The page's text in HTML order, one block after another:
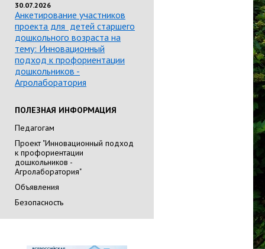
30.07.2026
Анкетирование участников
проекта для детей старшего
дошкольного возраста на
тему: Инновационный
подход к профориентации
дошкольников -
Агролаборатория
ПОЛЕЗНАЯ ИНФОРМАЦИЯ
Педагогам
Проект "Инновационный подход
к профориентации
дошкольников -
Агролаборатория"
Объявления
Безопасность